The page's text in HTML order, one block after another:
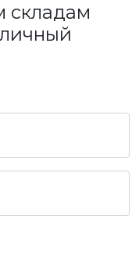
складам